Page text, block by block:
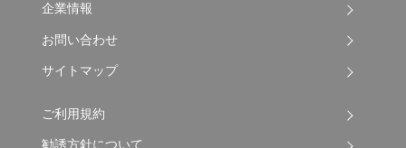
企業情報
お問い合わせ
サイトマップ
ご利用規約
勧誘方針について